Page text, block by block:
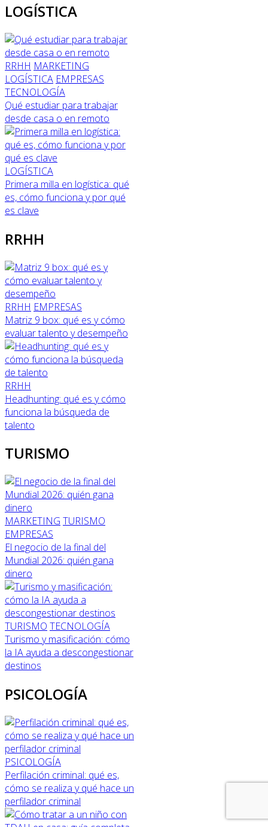
LOGÍSTICA
RRHH MARKETING
LOGÍSTICA EMPRESAS
TECNOLOGÍA
Qué estudiar para trabajar
desde casa o en remoto
LOGÍSTICA
Primera milla en logística: qué
es, cómo funciona y por qué
es clave
RRHH
RRHH EMPRESAS
Matriz 9 box: qué es y cómo
evaluar talento y desempeño
RRHH
Headhunting: qué es y cómo
funciona la búsqueda de
talento
TURISMO
MARKETING TURISMO
EMPRESAS
El negocio de la final del
Mundial 2026: quién gana
dinero
TURISMO TECNOLOGÍA
Turismo y masificación: cómo
la IA ayuda a descongestionar
destinos
PSICOLOGÍA
PSICOLOGÍA
Perfilación criminal: qué es,
cómo se realiza y qué hace un
perfilador criminal